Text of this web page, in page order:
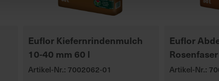
Euflor Kiefernrindenmulch
10-40 mm 60 l
Artikel-Nr.: 7002062-01
Euflor
Artikel-Nr.: